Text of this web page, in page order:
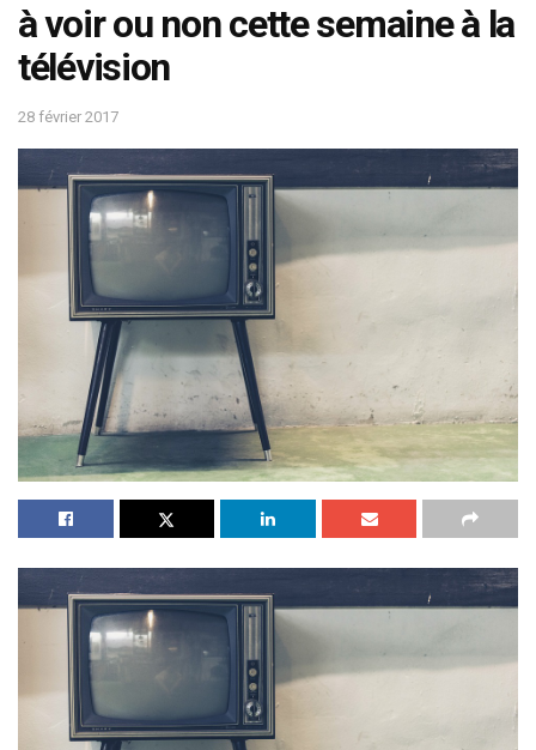
à voir ou non cette semaine à la
télévision
28 février 2017